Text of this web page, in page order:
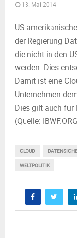
R
Y
M
U
13. Mai 2014
US-
der Regierung
die nicht in den
werden. Dies
Damit ist eine
Unternehmen
Dies gilt auch für
(Quelle:
CLOUD
WELTPOLITIK